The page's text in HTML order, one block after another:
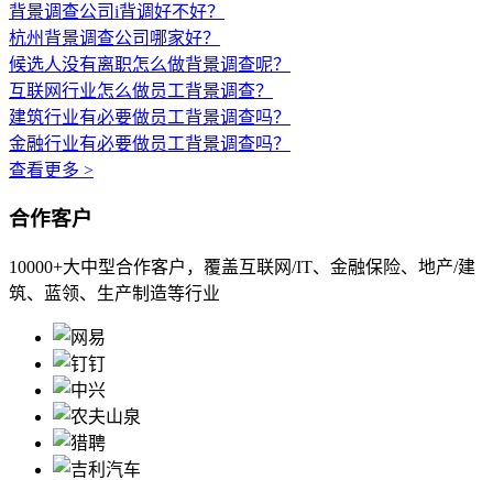
背景调查公司i背调好不好？
杭州背景调查公司哪家好？
候选人没有离职怎么做背景调查呢？
互联网行业怎么做员工背景调查？
建筑行业有必要做员工背景调查吗？
金融行业有必要做员工背景调查吗？
查看更多 >
合作客户
10000+大中型合作客户，覆盖互联网/IT、金融保险、地产/建
筑、蓝领、生产制造等行业